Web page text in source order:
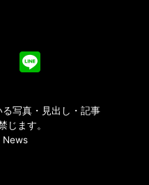
写真・見出し・記事
じます。
News